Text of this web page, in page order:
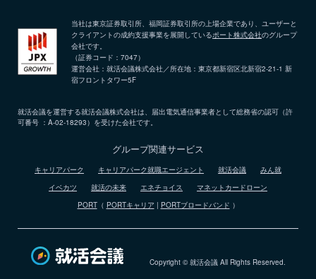
当社は東京証券取引所、福岡証券取引所の上場企業であり、ユーザーと
クライアントの成約支援事業を展開しているポート株式会社のグループ
会社です。
（証券コード：7047）
運営会社：就活会議株式会社／所在地：東京都新宿区北新宿2-21-1 新
宿フロントタワー5F
就活会議を運営する就活会議株式会社は、届出電気通信事業者として総務省の認可（許
可番号 ：A-02-18293）を受けた会社です。